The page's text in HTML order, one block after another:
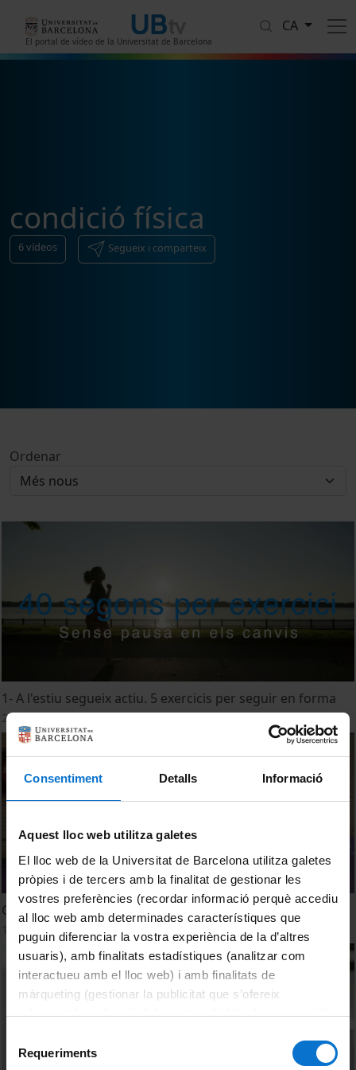
Consentiment Detalls Informació
Aquest lloc web utilitza galetes
El lloc web de la Universitat de Barcelona utilitza galetes
pròpies i de tercers amb la finalitat de gestionar les
vostres preferències (recordar informació perquè accediu
al lloc web amb determinades característiques que
puguin diferenciar la vostra experiència de la d’altres
usuaris), amb finalitats estadístiques (analitzar com
interactueu amb el lloc web) i amb finalitats de
màrqueting (gestionar la publicitat que s’ofereix
adequant-la en funció dels vostres hàbits de navegació).
consultar laPolítica de galetes del lloc web de la
Requeriments
El portal de vídeo de la Universitat de Barcelona
CA
condició física
6vídeos Segueix i comparteix
Ordenar
1- A l'estiu segueix actiu. 5 exercicis per seguir en forma
24 juliol, 2023
Controla el teu pes fent activitat
10 desembre, 2021